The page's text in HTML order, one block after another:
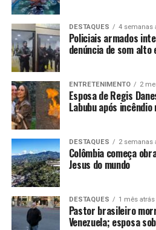
DESTAQUES 4 semanas
Policiais armados
denúncia de som alto
ENTRETENIMENTO 2
Esposa de Regis
Labubu após
DESTAQUES 2 semanas
Colômbia começa
Jesus do mundo
DESTAQUES 1 mês atrás
Pastor brasileiro
Venezuela; esposa